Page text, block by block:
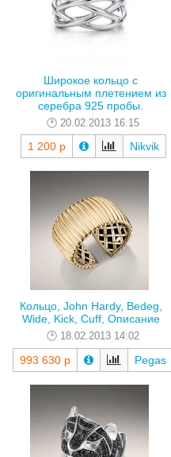
Широкое кольцо с
оригинальным плетением из
серебра 925 пробы.
20.02.2013 16:15
1 200 р Nikvik
Кольцо, John Hardy, Bedeg,
Wide, Kick, Cuff, Описание
18.02.2013 14:02
993 630 р Pegas